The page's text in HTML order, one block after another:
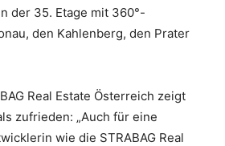
der 35. Etage mit 360°-
den Kahlenberg, den Prater
Real Estate Österreich zeigt
zufrieden: „Auch für eine
wie die STRABAG Real